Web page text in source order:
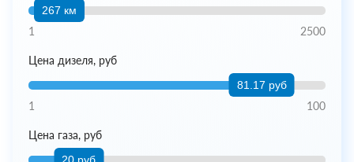
267 км
1 2500
Цена дизеля, руб
81.17 руб
1 100
Цена газа, руб